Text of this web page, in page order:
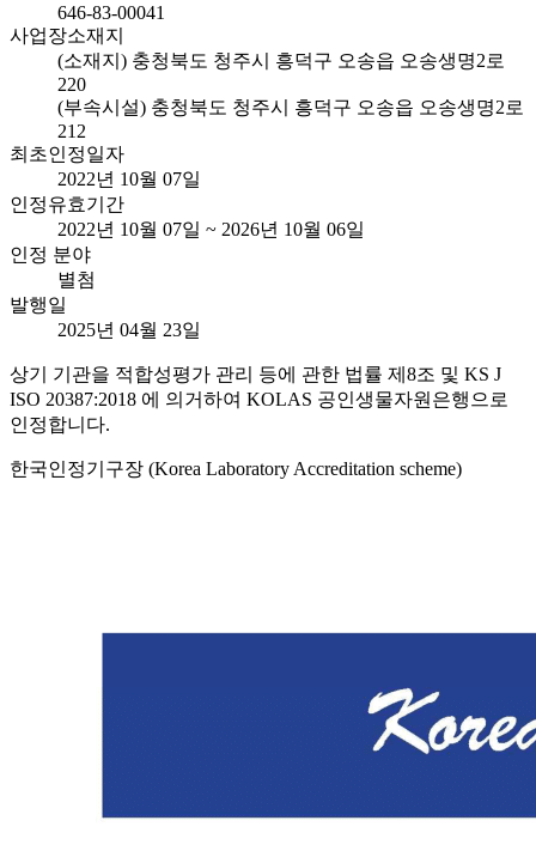
646-83-00041
사업장소재지
(소재지) 충청북도 청주시 흥덕구 오송읍 오송생명2로
220
(부속시설) 충청북도 청주시 흥덕구 오송읍 오송생명2로
212
최초인정일자
2022년 10월 07일
인정유효기간
2022년 10월 07일 ~ 2026년 10월 06일
인정 분야
별첨
발행일
2025년 04월 23일
상기 기관을 적합성평가 관리 등에 관한 법률 제8조 및 KS J
ISO 20387:2018 에 의거하여 KOLAS 공인생물자원은행으로
인정합니다.
한국인정기구장 (Korea Laboratory Accreditation scheme)